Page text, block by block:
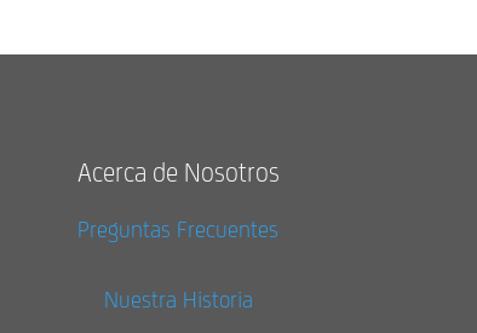
Acerca de Nosotros
Preguntas Frecuentes
Nuestra Historia